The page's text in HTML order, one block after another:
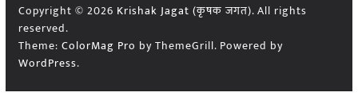
Copyright © 2026 Krishak Jagat (कृषक जगत). All rights
reserved.
Theme: ColorMag Pro by ThemeGrill. Powered by
WordPress.